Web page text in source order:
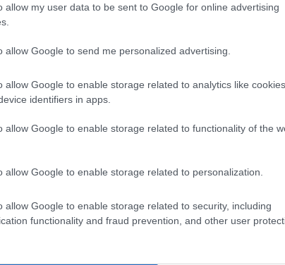
allow my user data to be sent to Google for online advertising
allow Google to send me personalized advertising.
allow Google to enable storage related to analytics like
identifiers in apps.
allow Google to enable storage related to functionality of the
allow Google to enable storage related to personalization.
allow Google to enable storage related to security, including
functionality and fraud prevention, and other user
27·03·2025 17:20
έβρισε και χτύπησε αστυνομικούς στη